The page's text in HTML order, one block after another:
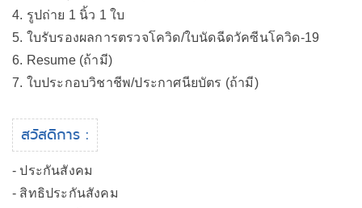
4. รูปถ่าย 1 นิ้ว 1 ใบ
5. ใบรับรองผลการตรวจโควิด/ใบนัดฉีดวัคซีนโควิด-19
6. Resume (ถ้ามี)
7. ใบประกอบวิชาชีพ/ประกาศนียบัตร (ถ้ามี)
สวัสดิการ :
- ประกันสังคม
- สิทธิประกันสังคม